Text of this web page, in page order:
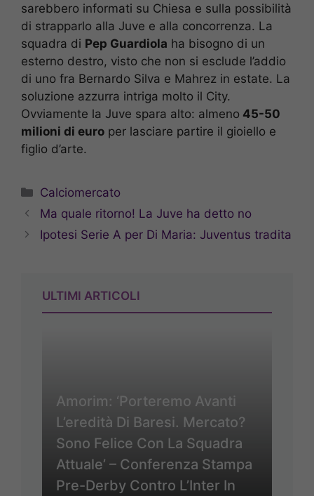
sarebbero informati su Chiesa e sulla possibilità
di strapparlo alla Juve e alla concorrenza. La
squadra di Pep Guardiola ha bisogno di un
esterno destro, visto che non si esclude l’addio
di uno fra Bernardo Silva e Mahrez in estate. La
soluzione azzurra intriga molto il City.
Ovviamente la Juve spara alto: almeno 45-50
milioni di euro per lasciare partire il gioiello e
figlio d’arte.
Categorie
Calciomercato
Ma quale ritorno! La Juve ha detto no
Ipotesi Serie A per Di Maria: Juventus tradita
ULTIMI ARTICOLI
Amorim: ‘Porteremo Avanti
L’eredità Di Baresi. Mercato?
Sono Felice Con La Squadra
Attuale’ – Conferenza Stampa
Pre-Derby Contro L’Inter In